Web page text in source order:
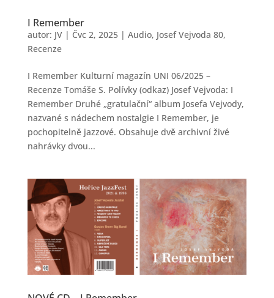
I Remember
autor: JV| Čvc 2, 2025| Audio, Josef Vejvoda 80,
Recenze
I Remember Kulturní magazín UNI 06/2025 –
Recenze Tomáše S. Polívky (odkaz) Josef Vejvoda: I
Remember Druhé „gratulační“ album Josefa Vejvody,
nazvané s nádechem nostalgie I Remember, je
pochopitelně jazzové. Obsahuje dvě archivní živé
nahrávky dvou...